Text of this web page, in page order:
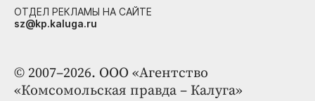
© 2007–2026. ООО «Агентство
«Комсомольская правда – Калуга»
ОТДЕЛ РЕКЛАМЫ НА САЙТЕ
sz@kp.kaluga.ru